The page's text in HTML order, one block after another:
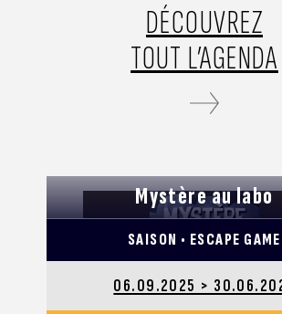
Mystère au labo
SAISON • ESCAPE GAME
06.09.2025 >
DÉCOUVREZ
TOUT L’AGENDA